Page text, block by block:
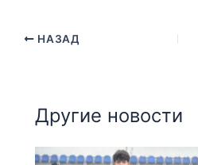
НАЗАД
Другие новости